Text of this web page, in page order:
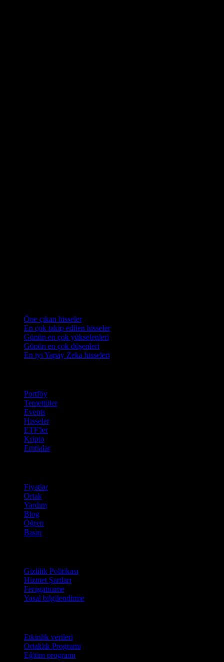
Öne çıkan hisseler
En çok takip edilen hisseler
Günün en çok yükselenleri
Günün en çok düşenleri
En iyi Yapay Zeka hisseleri
Portföy
Temettüler
Events
Hisseler
ETF'ler
Kripto
Emtialar
Fiyatlar
Ortak
Yardım
Blog
Öğren
Basın
Gizlilik Politikası
Hizmet Şartları
Feragatname
Yasal bilgilendirme
Etkinlik verileri
Ortaklık Programı
Eğitim programı